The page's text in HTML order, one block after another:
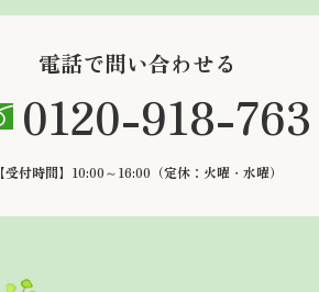
電話で問い合わせる
0120-918-763
【受付時間】10:00～16:00 （定休：火曜・水曜）